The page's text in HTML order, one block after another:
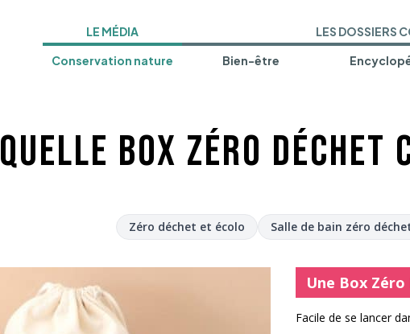
LE MÉDIA
Conservation nature
LES DOSSIERS
Bien-être
Quelle Box Zéro Déchet
Zéro déchet et écolo Salle de bain zéro
Une Box
Facile de se lancer